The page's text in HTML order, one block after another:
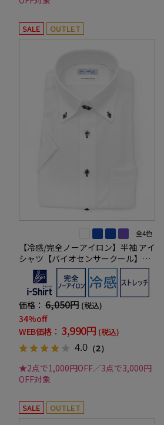
SALE OUTLET
全4色
【冷感/完全ノーアイロン】半袖 アイ
シャツ【バイオセンサークール】ド
ゥエボットーニ 吸湿冷感 高通気 ワ
イドストライプ ワイシャツ i-shirt
春夏
価格： 6,050円 (税込)
34%off
WEB価格： 3,990円 (税込)
4.0 （2）
★2点で1,000円OFF／3点で3,000円
OFF対象
SALE OUTLET